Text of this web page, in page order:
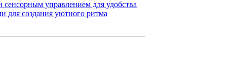
управлением для удобства
для создания уютного ритма